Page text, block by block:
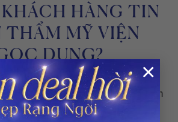
×
HÀNG TIN
THẨM MỸ VIỆN
DUNG?
Dung cung cấp dịch vụ làm đẹp
trên trải nghiệm và cảm giác an tâm
hành cùng khách hàng trong và